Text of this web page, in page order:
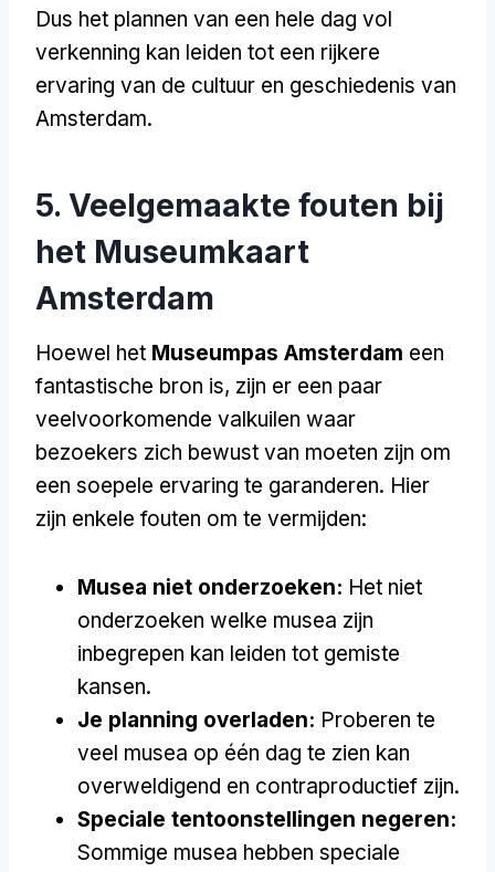
Dus het plannen van een hele dag vol
verkenning kan leiden tot een rijkere
ervaring van de cultuur en geschiedenis van
Amsterdam.
5. Veelgemaakte fouten bij
het Museumkaart
Amsterdam
Hoewel het Museumpas Amsterdam een
fantastische bron is, zijn er een paar
veelvoorkomende valkuilen waar
bezoekers zich bewust van moeten zijn om
een soepele ervaring te garanderen. Hier
zijn enkele fouten om te vermijden:
Musea niet onderzoeken: Het niet
onderzoeken welke musea zijn
inbegrepen kan leiden tot gemiste
kansen.
Je planning overladen: Proberen te
veel musea op één dag te zien kan
overweldigend en contraproductief zijn.
Speciale tentoonstellingen negeren:
Sommige musea hebben speciale